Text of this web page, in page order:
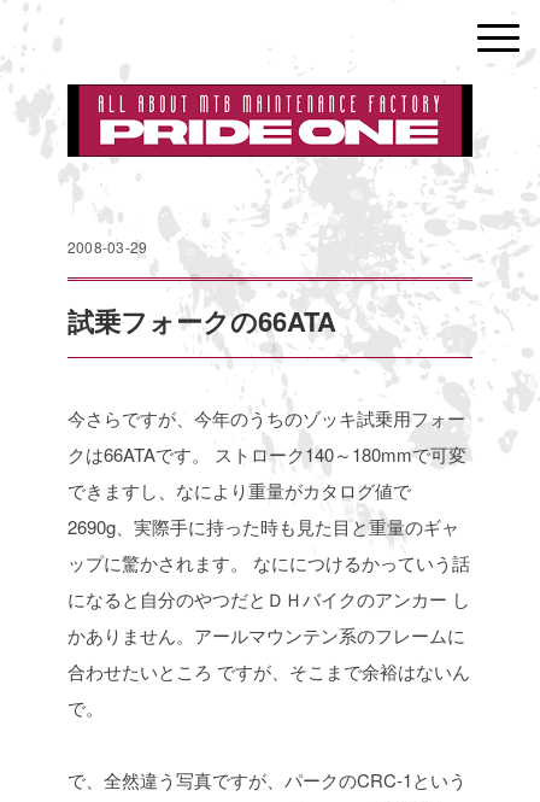
2008-03-29
試乗フォークの66ATA
今さらですが、今年のうちのゾッキ試乗用フォー
クは66ATAです。
ストローク140～180mmで可変
できますし、なにより重量がカタログ値で
2690g、実際手に持った時も見た目と重量のギャ
ップに驚かされます。
なににつけるかっていう話
になると自分のやつだとＤＨバイクのアンカー し
かありません。アールマウンテン系のフレームに
合わせたいところ ですが、そこまで余裕はないん
で。
で、全然違う写真ですが、パークのCRC-1という